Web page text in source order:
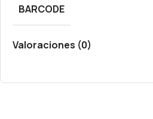
BARCODE
Valoraciones (0)